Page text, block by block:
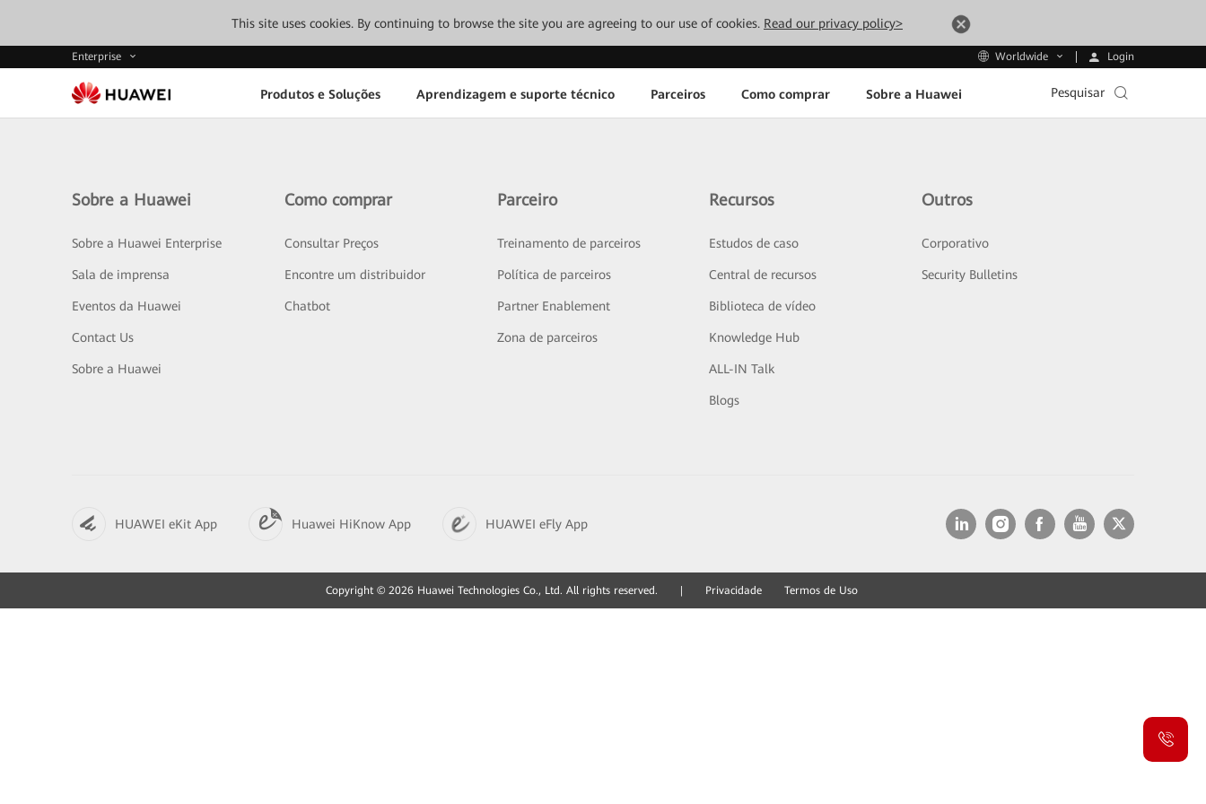
This site uses cookies. By continuing to browse the site you are agreeing to our use of cookies. Read our privacy policy>
Enterprise Worldwide Login
Produtos e Soluções Aprendizagem e suporte técnico Parceiros Como comprar Sobre a Huawei Pesquisar
Sobre a Huawei
Sobre a Huawei Enterprise
Sala de imprensa
Eventos da Huawei
Contact Us
Sobre a Huawei
Como comprar
Consultar Preços
Encontre um distribuidor
Chatbot
Parceiro
Treinamento de parceiros
Política de parceiros
Partner Enablement
Zona de parceiros
Recursos
Estudos de caso
Central de recursos
Biblioteca de vídeo
Knowledge Hub
ALL-IN Talk
Blogs
Outros
Corporativo
Security Bulletins
HUAWEI eKit App Huawei HiKnow App HUAWEI eFly App
Copyright © 2026 Huawei Technologies Co., Ltd. All rights reserved. Privacidade Termos de Uso